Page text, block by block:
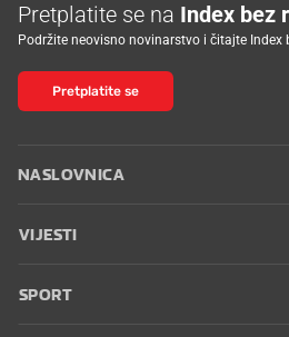
Pretplatite se na Index bez
Podržite neovisno novinarstvo i čitajte Index
Pretplatite se
NASLOVNICA
VIJESTI
SPORT